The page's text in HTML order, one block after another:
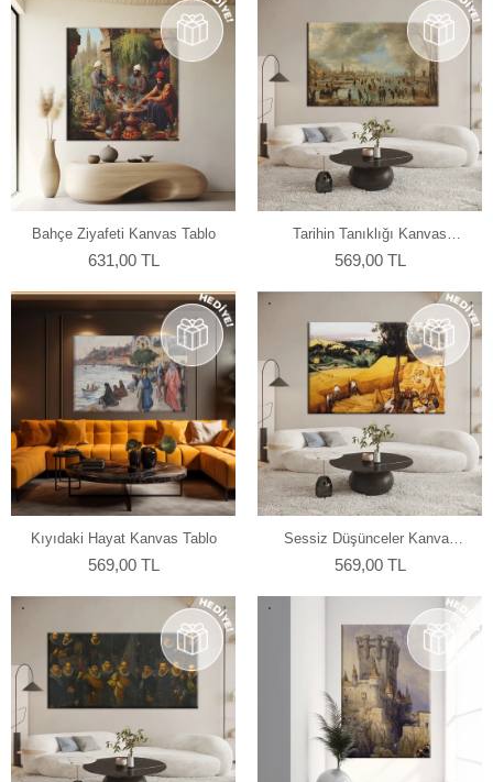
Bahçe Ziyafeti Kanvas Tablo
631,00 TL
Tarihin Tanıklığı Kanvas
Tablo
569,00 TL
Kıyıdaki Hayat Kanvas Tablo
569,00 TL
Sessiz Düşünceler Kanvas
Tablo
569,00 TL